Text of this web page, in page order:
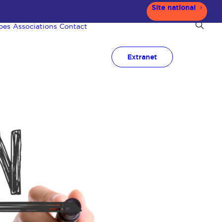
Site national
Associations Contact
Extranet